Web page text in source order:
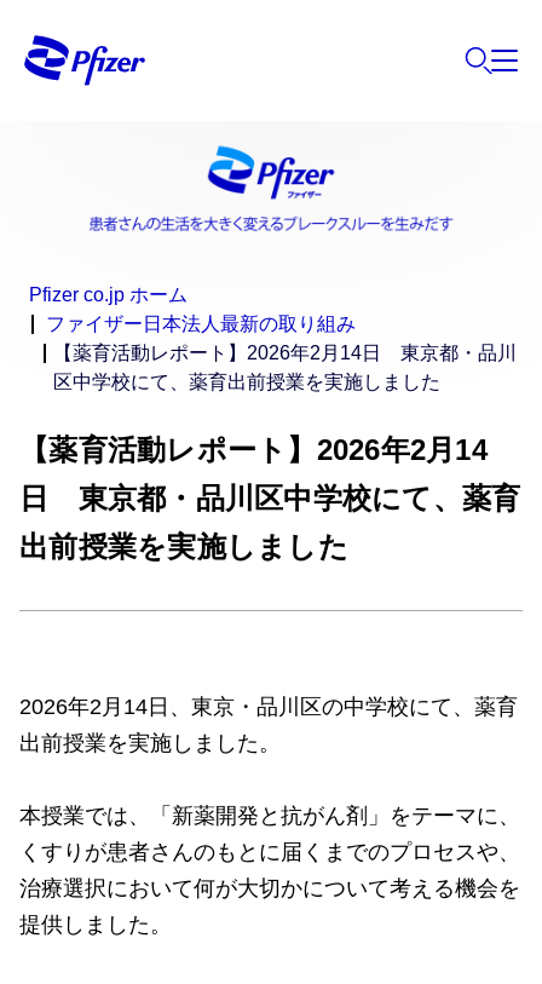
Pfizer co.jp ホーム
ファイザー日本法人最新の取り組み
【薬育活動レポート】2026年2月14日 東京都・品川
区中学校にて、薬育出前授業を実施しました
【薬育活動レポート】2026年2月14
日 東京都・品川区中学校にて、薬育
出前授業を実施しました
2026年2月14日、東京・品川区の中学校にて、薬育
出前授業を実施しました。
本授業では、「新薬開発と抗がん剤」をテーマに、
くすりが患者さんのもとに届くまでのプロセスや、
治療選択において何が大切かについて考える機会を
提供しました。